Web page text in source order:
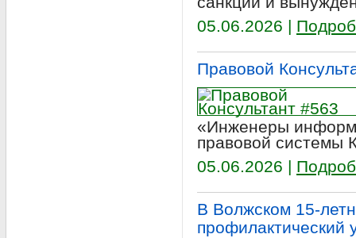
05.06.2026 |
Правовой
«Инженеры
правовой системы
05.06.2026 |
В Волжском 15-
профилактический